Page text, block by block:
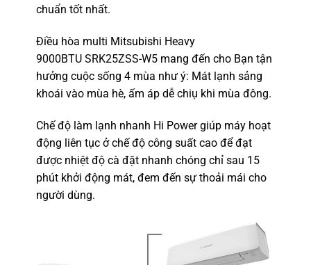
chuẩn tốt nhất.
Điều hòa multi Mitsubishi Heavy
9000BTU SRK25ZSS-W5 mang đến cho Bạn tận
hưởng cuộc sống 4 mùa như ý: Mát lạnh sảng
khoái vào mùa hè, ấm áp dễ chiụ khi mùa đông.
Chế độ làm lạnh nhanh Hi Power giúp máy hoạt
động liên tục ở chế độ công suất cao để đạt
được nhiệt độ cà đặt nhanh chóng chỉ sau 15
phút khởi động mát, đem đến sự thoải mái cho
người dùng.